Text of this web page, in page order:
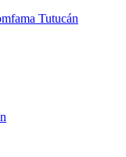
Tutucán